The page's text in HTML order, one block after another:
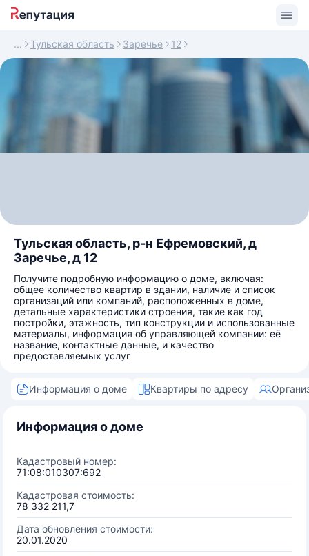
Тульская область Заречье 12
Тульская область, р-н Ефремовский, д
Заречье, д 12
Получите подробную информацию о доме, включая:
общее количество квартир в здании, наличие и список
организаций или компаний, расположенных в доме,
детальные характеристики строения, такие как год
постройки, этажность, тип конструкции и использованные
материалы, информация об управляющей компании: её
название, контактные данные, и качество
предоставляемых услуг
Информация о доме Квартиры по адресу
Информация о доме
Кадастровый номер:
71:08:010307:692
Кадастровая стоимость:
78 332 211,7
Дата обновления стоимости:
20.01.2020